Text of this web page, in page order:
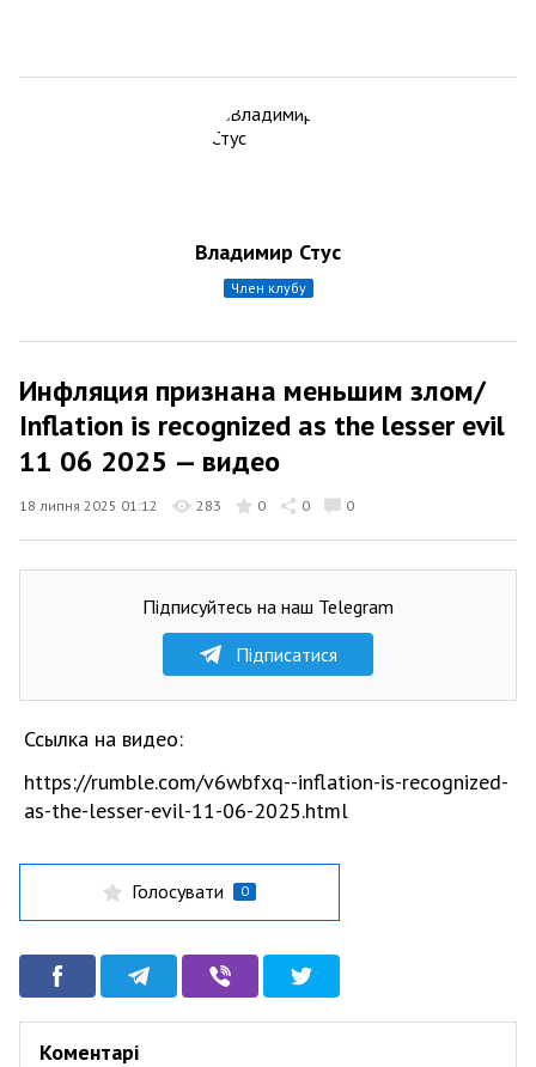
Владимир Стус
член клубу
Инфляция признана меньшим злом/
Inflation is recognized as the lesser evil
11 06 2025 — видео
18 липня 2025 01:12 283 0 0 0
Підписуйтесь на наш Telegram
Підписатися
Ссылка на видео:
https://rumble.com/v6wbfxq--inflation-is-recognized-
as-the-lesser-evil-11-06-2025.html
Голосувати 0
Коментарі